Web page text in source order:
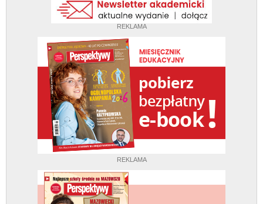
REKLAMA
REKLAMA